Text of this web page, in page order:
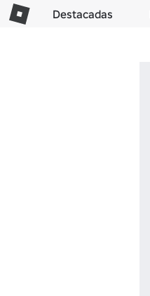
Destacadas